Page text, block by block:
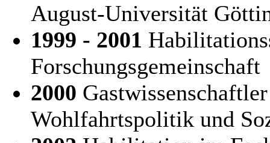
August-Universität
1999 - 2001
Forschungsgemeinschaft
2000
Wohlfahrtspolitik und